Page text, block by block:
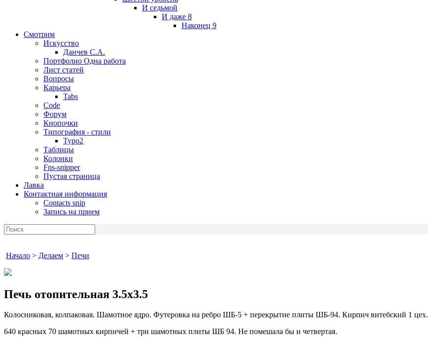
И седьмой
И даже 8
Наконец 9
Смотрим
Искусство
Данчев С.А.
Портфолио Одна работа
Лист статей
Вопросы
Карьера
Tabs
Code
Форум
Кнопочки
Типография - стили
Typo2
Таблицы
Колонки
Fns-snipper
Пустая страница
Лавка
Контактная информация
Contacts snip
Запись на прием
Начало > Делаем > Печи
Печь отопительная 3.5x3.5
Колосниковая, колпаковая. Шамотное ядро. Футеровка на ребро ШБ-5 + перекрытие плиты ШБ-94. Кирпич витебский 1 цех.
640 красных 70 шамотных кирпичей + три шамотных плиты ШБ 94. Не помешала бы и четвертая.